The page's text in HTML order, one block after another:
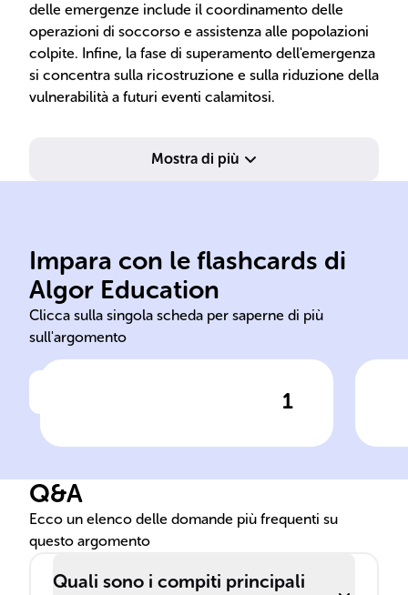
delle emergenze include il coordinamento delle
operazioni di soccorso e assistenza alle popolazioni
colpite. Infine, la fase di superamento dell'emergenza
si concentra sulla ricostruzione e sulla riduzione della
vulnerabilità a futuri eventi calamitosi.
Mostra di più
Impara con le flashcards di
Algor Education
Clicca sulla singola scheda per saperne di più
sull'argomento
1
______ è quello di tutelare la
l'integrità del territorio in
caso di eventi catastrofici.
Protezione Civile
Q&A
Ecco un elenco delle domande più frequenti su
questo argomento
Quali sono i compiti principali